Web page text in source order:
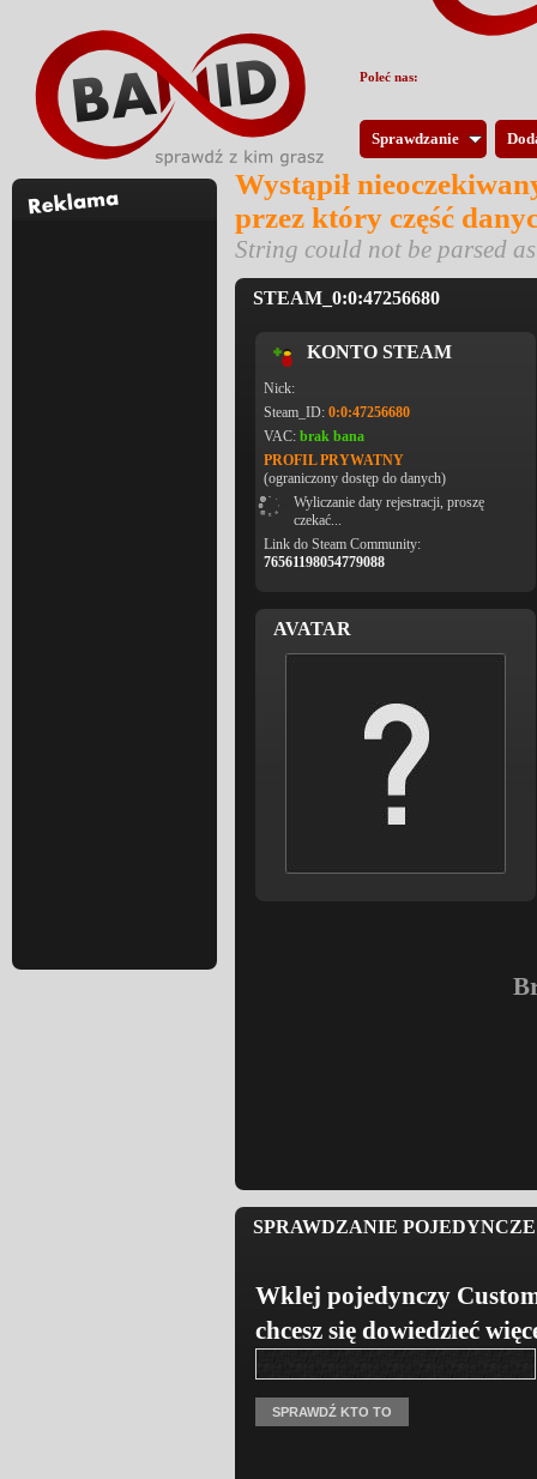
Sprawdzanie
Wystąpił
przez który część
String could not be parsed
STEAM_0:0:47256680
KONTO STEAM
Nick:
Steam_ID: 0:0:47256680
VAC: brak bana
PROFIL PRYWATNY
(ograniczony dostęp do danych)
Wyliczanie daty rejestracji, proszę
czekać...
Link do Steam Community:
76561198054779088
AVATAR
SPRAWDZANIE
Wklej pojedynczy
chcesz się dowiedzieć
Poleć nas: